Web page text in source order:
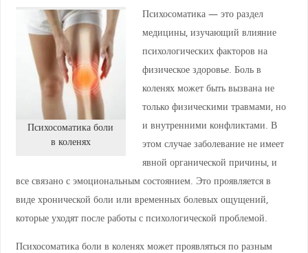
Психосоматика боли
в коленях
Психосоматика — это раздел
медицины, изучающий влияние
психологических факторов на
физическое здоровье. Боль в
коленях может быть вызвана не
только физическими травмами, но
и внутренними конфликтами. В
этом случае заболевание не имеет
явной органической причины, и
все связано с эмоциональным состоянием. Это проявляется в
виде хронической боли или временных болевых ощущений,
которые уходят после работы с психологической проблемой.
Психосоматика боли в коленях может проявляться по разным